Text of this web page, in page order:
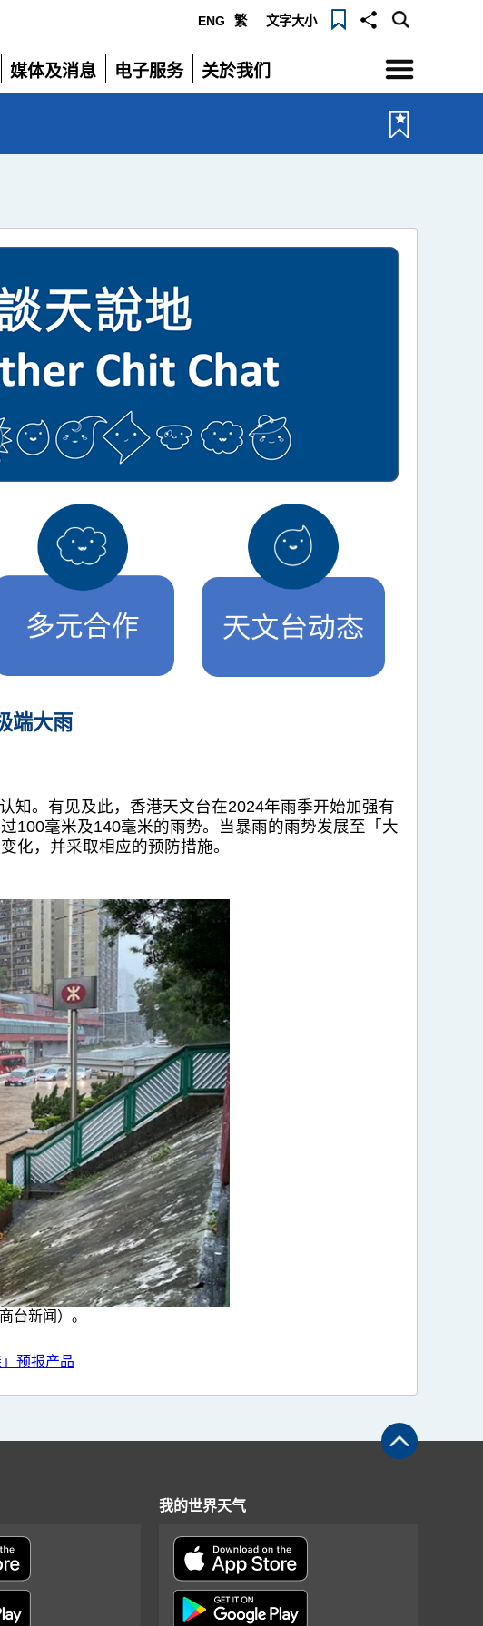
ENG 繁 文字大小
媒体及消息
展
电子服务
展
关於我们
展
选
单
端大雨
知。有见及此，香港天文台在2024年雨季开始加强有
100毫米及140毫米的雨势。当暴雨的雨势发展至「大
化，并采取相应的预防措施。
台新闻）。
预报产品
我的世界天气